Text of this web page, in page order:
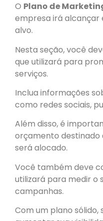
O Plano de
empresa irá alcançar
alvo.
Nesta seção, você
que utilizará para
serviços.
Inclua informações
como redes sociais,
Além disso, é
orçamento destinado
será alocado.
Você também deve
utilizará para medir o
campanhas.
Com um plano